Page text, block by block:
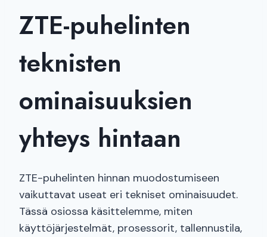
ZTE-puhelinten
teknisten
ominaisuuksien
yhteys hintaan
ZTE-puhelinten hinnan muodostumiseen
vaikuttavat useat eri tekniset ominaisuudet.
Tässä osiossa käsittelemme, miten
käyttöjärjestelmät, prosessorit, tallennustila,